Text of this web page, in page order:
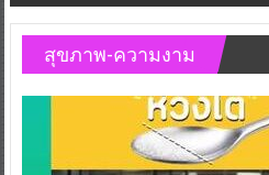
navigation
สุขภาพ-ความงาม